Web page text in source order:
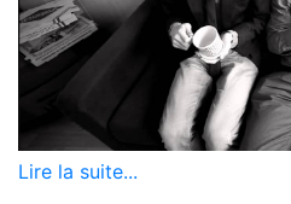
Lire la suite...